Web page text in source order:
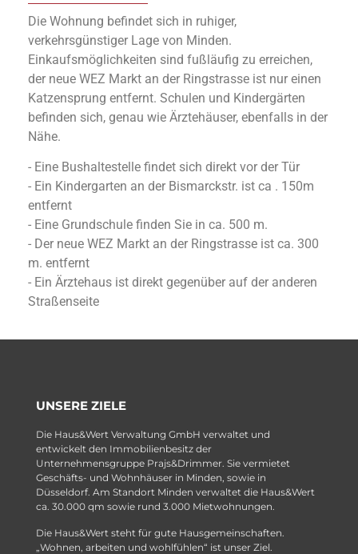
Die Wohnung befindet sich in ruhiger,
verkehrsgünstiger Lage von Minden.
Einkaufsmöglichkeiten sind fußläufig zu erreichen,
der neue WEZ Markt an der Ringstrasse ist nur einen
Katzensprung entfernt. Schulen und Kindergärten
befinden sich, genau wie Ärztehäuser, ebenfalls in der
Nähe.
- Eine Bushaltestelle findet sich direkt vor der Tür
- Ein Kindergarten an der Bismarckstr. ist ca . 150m
entfernt
- Eine Grundschule finden Sie in ca. 500 m.
- Der neue WEZ Markt an der Ringstrasse ist ca. 300
m. entfernt
- Ein Ärztehaus ist direkt gegenüber auf der anderen
Straßenseite
UNSERE ZIELE
Die Haus&Wert Verwaltung GmbH verwaltet und
entwickelt den Immobilienbesitz der
Unternehmensgruppe Prajs&Drimmer. Sie vermietet
Geschäfts- und Wohnhäuser in Minden, sowie in
Düsseldorf. Am Standort Minden verwaltet die Haus&Wert
ca. 30.000 qm sowie rund 3.000 Mietwohnungen.
Die Haus&Wert steht für gute Hausgemeinschaften.
„Wohnen, arbeiten und wohlfühlen“ ist unser Ziel.